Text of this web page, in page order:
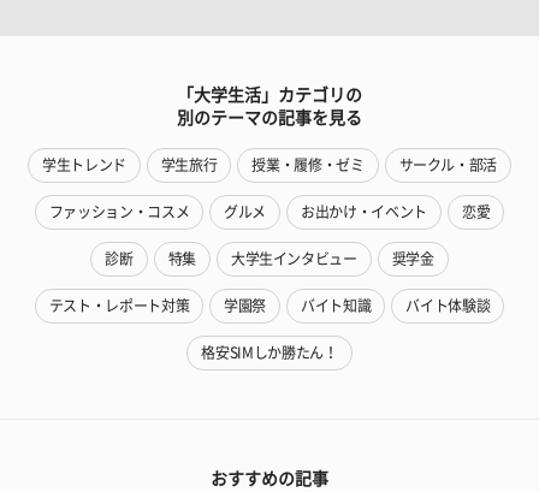
「大学生活」カテゴリの
別のテーマの記事を見る
学生トレンド 学生旅行 授業・履修・ゼミ サークル・部活
ファッション・コスメ グルメ お出かけ・イベント 恋愛
診断 特集 大学生インタビュー 奨学金
テスト・レポート対策 学園祭 バイト知識 バイト体験談
格安SIMしか勝たん！
おすすめの記事